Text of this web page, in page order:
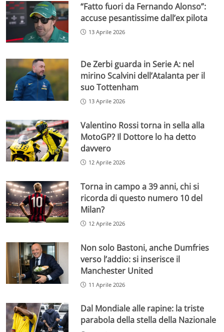
“Fatto fuori da Fernando Alonso”:
accuse pesantissime dall’ex pilota
13 Aprile 2026
De Zerbi guarda in Serie A: nel
mirino Scalvini dell’Atalanta per il
suo Tottenham
13 Aprile 2026
Valentino Rossi torna in sella alla
MotoGP? Il Dottore lo ha detto
davvero
12 Aprile 2026
Torna in campo a 39 anni, chi si
ricorda di questo numero 10 del
Milan?
12 Aprile 2026
Non solo Bastoni, anche Dumfries
verso l’addio: si inserisce il
Manchester United
11 Aprile 2026
Dal Mondiale alle rapine: la triste
parabola della stella della Nazionale